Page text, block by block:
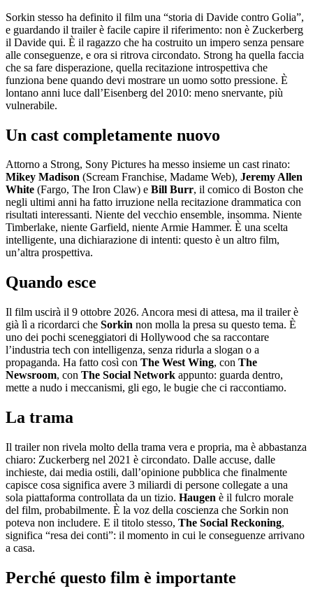
Sorkin stesso ha definito il film una “storia di Davide contro Golia”,
e guardando il trailer è facile capire il riferimento: non è Zuckerberg
il Davide qui. È il ragazzo che ha costruito un impero senza pensare
alle conseguenze, e ora si ritrova circondato. Strong ha quella faccia
che sa fare disperazione, quella recitazione introspettiva che
funziona bene quando devi mostrare un uomo sotto pressione. È
lontano anni luce dall’Eisenberg del 2010: meno snervante, più
vulnerabile.
Un cast completamente nuovo
Attorno a Strong, Sony Pictures ha messo insieme un cast rinato:
Mikey Madison (Scream Franchise, Madame Web), Jeremy Allen
White (Fargo, The Iron Claw) e Bill Burr, il comico di Boston che
negli ultimi anni ha fatto irruzione nella recitazione drammatica con
risultati interessanti. Niente del vecchio ensemble, insomma. Niente
Timberlake, niente Garfield, niente Armie Hammer. È una scelta
intelligente, una dichiarazione di intenti: questo è un altro film,
un’altra prospettiva.
Quando esce
Il film uscirà il 9 ottobre 2026. Ancora mesi di attesa, ma il trailer è
già lì a ricordarci che Sorkin non molla la presa su questo tema. È
uno dei pochi sceneggiatori di Hollywood che sa raccontare
l’industria tech con intelligenza, senza ridurla a slogan o a
propaganda. Ha fatto così con The West Wing, con The
Newsroom, con The Social Network appunto: guarda dentro,
mette a nudo i meccanismi, gli ego, le bugie che ci raccontiamo.
La trama
Il trailer non rivela molto della trama vera e propria, ma è abbastanza
chiaro: Zuckerberg nel 2021 è circondato. Dalle accuse, dalle
inchieste, dai media ostili, dall’opinione pubblica che finalmente
capisce cosa significa avere 3 miliardi di persone collegate a una
sola piattaforma controllata da un tizio. Haugen è il fulcro morale
del film, probabilmente. È la voz della coscienza che Sorkin non
poteva non includere. E il titolo stesso, The Social Reckoning,
significa “resa dei conti”: il momento in cui le conseguenze arrivano
a casa.
Perché questo film è importante